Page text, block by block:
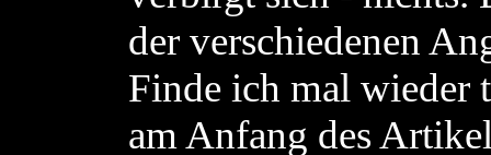
der verschiedenen
Finde ich mal
am Anfang des